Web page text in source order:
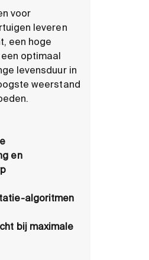
voor
leveren
een hoge
optimaal
levensduur in
weerstand
en
algoritmen
bij maximale